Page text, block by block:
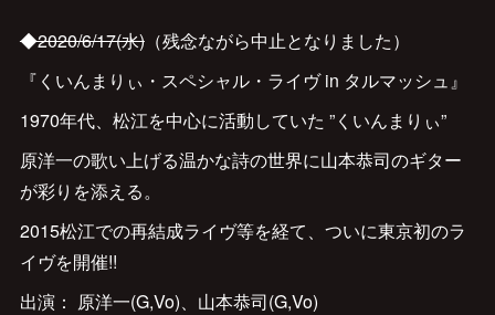
◆2020/6/17(水)（残念ながら中止となりました）
『くいんまりぃ・スペシャル・ライヴ in タルマッシュ』
1970年代、松江を中心に活動していた ”くいんまりぃ”
原洋一の歌い上げる温かな詩の世界に山本恭司のギター
が彩りを添える。
2015松江での再結成ライヴ等を経て、ついに東京初のラ
イヴを開催!!
出演： 原洋一(G,Vo)、山本恭司(G,Vo)